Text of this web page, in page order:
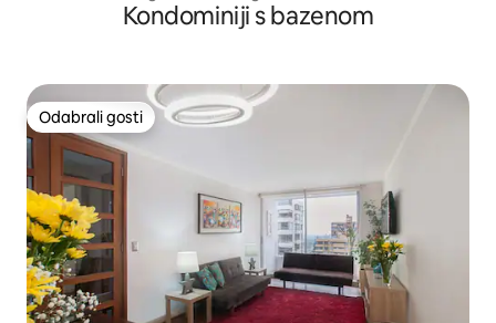
Kondominiji s bazenom
Odabrali gosti
Odabrali gosti